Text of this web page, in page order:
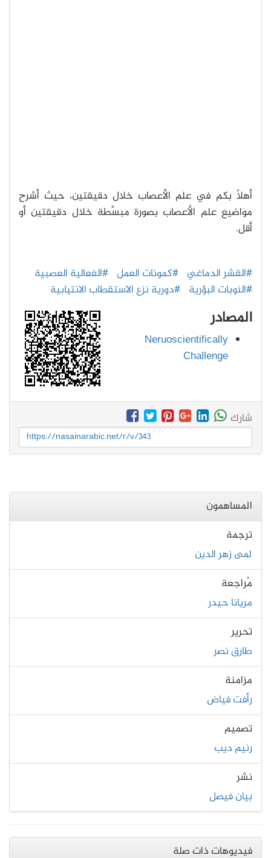
أهلًا بكم في علم الأعصاب خلال دقيقتين، حيث أشرح
مواضيع علم الأعصاب بصورة مبسَّطة خلال دقيقتين أو
أقل.
#القشر الدماغي #كمونات العمل #الفعالية العصبية
#النوبات البؤرية #دورية نزع الاستقطاب الانتيابية
المصادر
Neruoscientifically
Challenge
شارك
https://nasainarabic.net/r/v/343
المساهمون
ترجمة
لمى زهر الدين
مُراجعة
مريانا حيدر
تحرير
طارق نصر
مزامنة
رأفت فياض
تصميم
رنيم ديب
نشر
بيان فيصل
فيديوهات ذات صلة